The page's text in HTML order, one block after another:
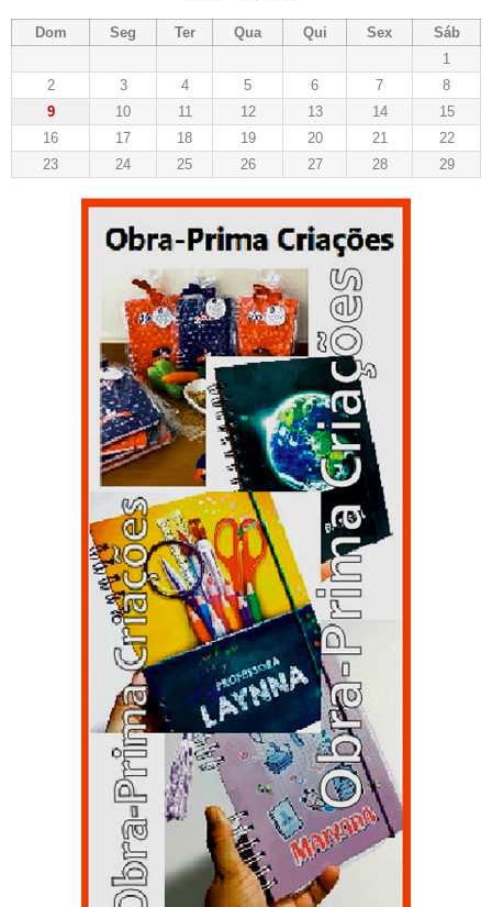
Dom Seg Ter Qua Qui Sex
Sáb
1
2
3 4 5 6 7
8
9
10 11 12 13 14
15
16
17 18 19 20 21
22
23
24 25 26 27 28 29